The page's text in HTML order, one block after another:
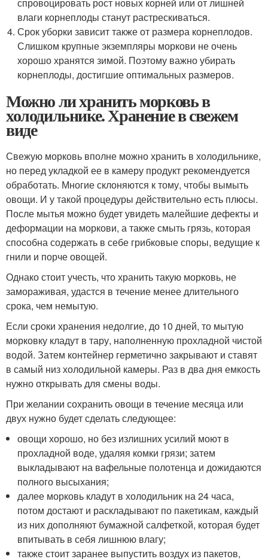
влаги корнеплоды станут растрескиваться.
Срок уборки зависит также от размера корнеплодов.
Слишком крупные экземпляры моркови не очень
хорошо хранятся зимой. Поэтому важно убирать
корнеплоды, достигшие оптимальных размеров.
Можно ли хранить морковь в
холодильнике. Хранение в свежем
виде
Свежую морковь вполне можно хранить в холодильнике,
но перед укладкой ее в камеру продукт рекомендуется
обработать. Многие склоняются к тому, чтобы вымыть
овощи. И у такой процедуры действительно есть плюсы.
После мытья можно будет увидеть малейшие дефекты и
деформации на моркови, а также смыть грязь, которая
способна содержать в себе грибковые споры, ведущие к
гнили и порче овощей.
Однако стоит учесть, что хранить такую морковь, не
замораживая, удастся в течение менее длительного
срока, чем немытую.
Если сроки хранения недолгие, до 10 дней, то мытую
морковку кладут в тару, наполненную прохладной чистой
водой. Затем контейнер герметично закрывают и ставят
в самый низ холодильной камеры. Раз в два дня емкость
нужно открывать для смены воды.
При желании сохранить овощи в течение месяца или
двух нужно будет сделать следующее:
овощи хорошо, но без излишних усилий моют в
прохладной воде, удаляя комки грязи; затем
выкладывают на вафельные полотенца и дожидаются
полного высыхания;
далее морковь кладут в холодильник на 24 часа,
потом достают и раскладывают по пакетикам, каждый
из них дополняют бумажной салфеткой, которая будет
впитывать в себя лишнюю влагу;
также стоит заранее выпустить воздух из пакетов,